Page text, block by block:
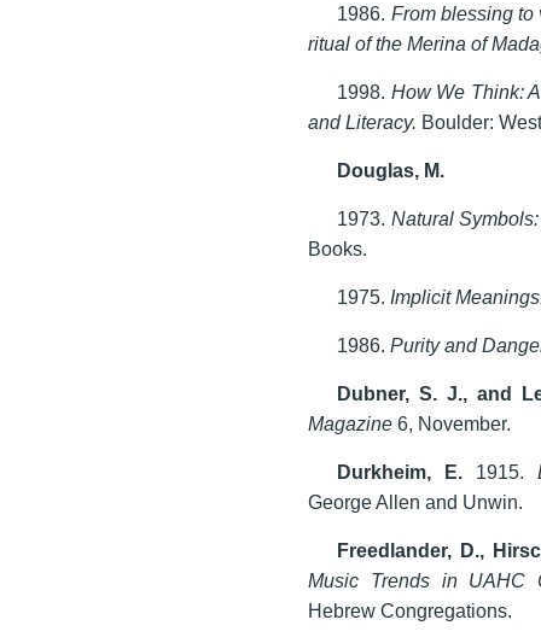
1986. From blessing
ritual of the Merina of
1998. How We Think:
and Literacy. Boulder:
Douglas, M.
1973. Natural
Books.
1975. Implicit
1986.Purity and
Dubner, S. J., and
Magazine 6, November.
Durkheim, E. 1915.
George Allen and Unwin.
Freedlander, D.,
Music Trends in UAHC
Hebrew Congregations.